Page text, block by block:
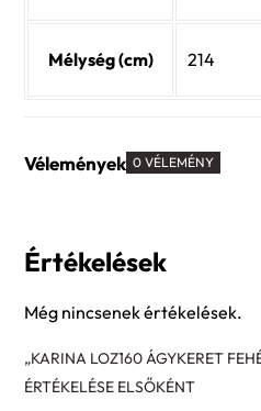
Mélység (cm) 214
Vélemények 0 VÉLEMÉNY
Értékelések
Még nincsenek értékelések.
„KARINA LOZ160 ÁGYKERET
ÉRTÉKELÉSE ELSŐKÉNT